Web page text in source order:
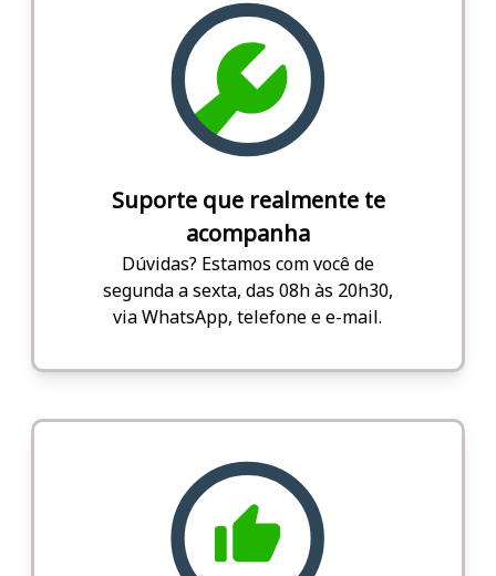
Suporte que realmente te
acompanha
Dúvidas? Estamos com você de
segunda a sexta, das 08h às 20h30,
via WhatsApp, telefone e e-mail.